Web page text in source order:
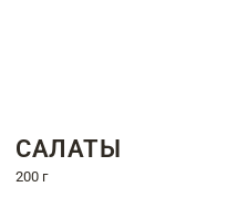
САЛАТЫ
200 г